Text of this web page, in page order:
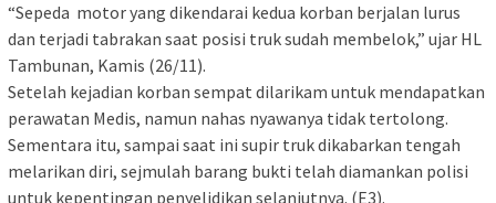
“Sepeda motor yang dikendarai kedua korban berjalan lurus
dan terjadi tabrakan saat posisi truk sudah membelok,” ujar HL
Tambunan, Kamis (26/11).
Setelah kejadian korban sempat dilarikam untuk mendapatkan
perawatan Medis, namun nahas nyawanya tidak tertolong.
Sementara itu, sampai saat ini supir truk dikabarkan tengah
melarikan diri, sejmulah barang bukti telah diamankan polisi
untuk kepentingan penyelidikan selanjutnya. (E3).